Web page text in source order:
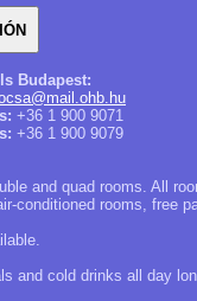
Budapest:
+36 1 900 9071
+36 1 900 9079
and quad rooms. All
conditioned rooms, free
and cold drinks all day